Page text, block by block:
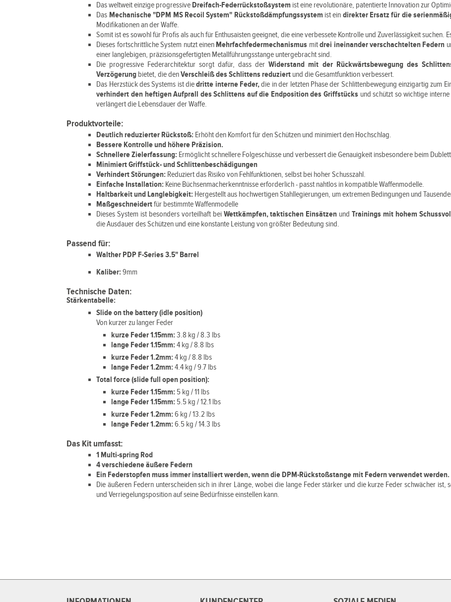
Das weltweit einzige progressive Dreifach-Federrückstoßsystem ist eine revolutionäre, patentierte Innovation zur
Das Mechanische "DPM MS Recoil System" Rückstoßdämpfungssystem ist ein direkter Ersatz für die
Modifikationen an der Waffe.
Somit ist es sowohl für Profis als auch für Enthusaisten geeignet, die eine verbessete Kontrolle und Zuverlässigkeit suchen.
Dieses fortschrittliche System nutzt einen Mehrfachfedermechanismus mitdrei ineinander verschachtelten Federn
einer langlebigen, präzisionsgefertigten Metallführungsstange untergebracht sind.
Die progressive Federarchitektur sorgt dafür, dass derWiderstand mit der Rückwärtsbewegung des
Verzögerung bietet, die denVerschleiß des Schlittens reduziert und die Gesamtfunktion verbessert.
Das Herzstück des Systems ist diedritte interne Feder,die in der letzten Phase der Schlittenbewegung einzigartig zum
verhindert den heftigen Aufprall des Schlittens auf die Endposition des Griffstücks und schützt so wichtige
verlängert die Lebensdauer der Waffe.
Produktvorteile:
Deutlich reduzierter Rückstoß: Erhöht den Komfort für den Schützen und minimiert den Hochschlag.
Bessere Kontrolle und höhere Präzision.
Schnellere Zielerfassung: Ermöglicht schnellere Folgeschüsse und verbessert die Genauigkeit insbesondere beim
Minimiert Griffstück- und Schlittenbeschädigungen
Verhindert Störungen: Reduziert das Risiko von Fehlfunktionen, selbst bei hoher Schusszahl.
Einfache Installation: Keine Büchsenmacherkenntnisse erforderlich - passt nahtlos in kompatible Waffenmodelle.
Haltbarkeit und Langlebigkeit: Hergestellt aus hochwertigen Stahllegierungen, um extremen Bedingungen und
Maßgeschneidertfür bestimmte Waffenmodelle
Dieses System ist besonders vorteilhaft bei Wettkämpfen, taktischen Einsätzen und Trainings mit hohem
die Ausdauer des Schützen und eine konstante Leistung von größter Bedeutung sind.
Passend für:
Walther PDP F-Series 3.5" Barrel
Kaliber: 9mm
Technische Daten:
Stärkentabelle:
Slide on the battery (idle position)
Von kurzer zu langer Feder
kurze Feder 1.15mm:3.8 kg / 8.3 lbs
lange Feder 1.15mm:4 kg / 8.8 lbs
kurze Feder 1.2mm: 4 kg / 8.8 lbs
lange Feder 1.2mm:4.4 kg / 9.7 lbs
Total force (slide full open position):
kurze Feder 1.15mm: 5 kg / 11 lbs
lange Feder 1.15mm: 5.5 kg / 12.1 lbs
kurze Feder 1.2mm: 6 kg / 13.2 lbs
lange Feder 1.2mm:6.5 kg / 14.3 lbs
Das Kit umfasst:
1 Multi-spring Rod
4 verschiedene äußere Federn
Ein Federstopfen muss immer installiert werden, wenn die DPM-Rückstoßstange mit Federn verwendet werden.
Die äußeren Federn unterscheiden sich in ihrer Länge, wobei die lange Feder stärker und die kurze Feder schwächer ist,
und Verriegelungsposition auf seine Bedürfnisse einstellen kann.